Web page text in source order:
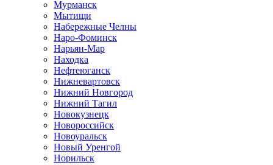
Мурманск
Мытищи
Набережные Челны
Наро-Фоминск
Нарьян-Мар
Находка
Нефтеюганск
Нижневартовск
Нижний Новгород
Нижний Тагил
Новокузнецк
Новороссийск
Новоуральск
Новый Уренгой
Норильск